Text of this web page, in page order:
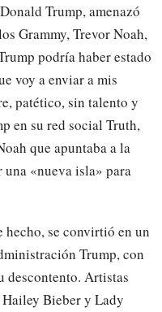
Trump, amenazó
Grammy, Trevor Noah,
podría haber estado
voy a enviar a mis
patético, sin talento y
en su red social Truth,
que apuntaba a la
una «nueva isla» para
hecho, se convirtió en un
Trump, con
descontento. Artistas
Bieber y Lady